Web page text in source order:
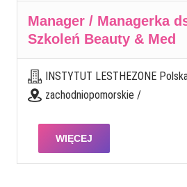
Manager / Managerka
Szkoleń Beauty & Med
INSTYTUT LESTHEZONE
zachodniopomorskie /
WIĘCEJ